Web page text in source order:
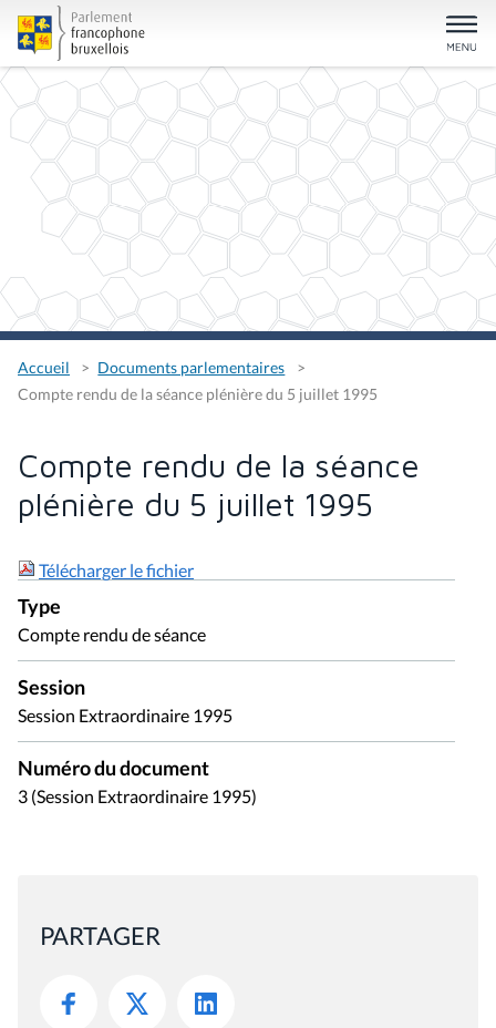
Accueil
Documents parlementaires
Compte rendu de la séance plénière du 5 juillet 1995
Compte rendu de la séance
plénière du 5 juillet 1995
Télécharger le fichier
Type
Compte rendu de séance
Session
Session Extraordinaire 1995
Numéro du document
3 (Session Extraordinaire 1995)
PARTAGER